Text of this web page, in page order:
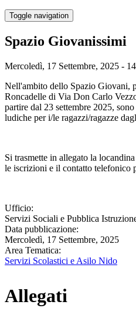
Toggle navigation
Spazio Giovanissimi
Mercoledì, 17 Settembre, 2025 -
Nell'ambito dello Spazio Giovani,
Roncadelle di Via Don Carlo
partire dal 23 settembre 2025,
ludiche per i/le ragazzi/ragazze
Si trasmette in allegato la
le iscrizioni e il contatto telefonico
Ufficio:
Servizi Sociali e Pubblica
Data pubblicazione:
Mercoledì, 17 Settembre, 2025
Area Tematica:
Servizi Scolastici e Asilo Nido
Allegati